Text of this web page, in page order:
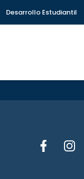
Desarrollo Estudiantil